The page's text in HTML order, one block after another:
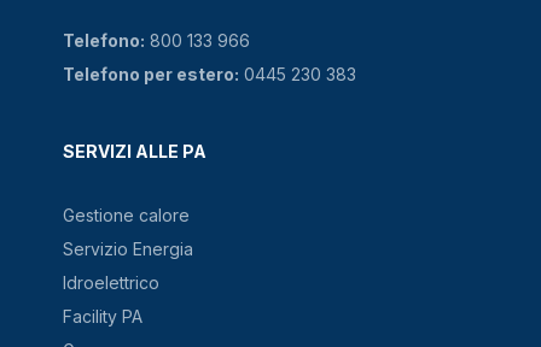
SERVIZI ALLE PA
Gestione calore
Servizio Energia
Idroelettrico
Facility PA
Telefono: 800 133 966
Telefono per estero: 0445 230 383